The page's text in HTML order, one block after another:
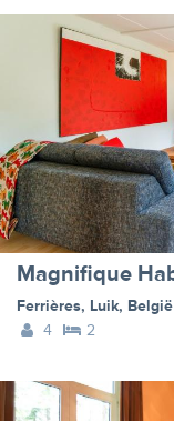
Magnifique
Ferrières, Luik, België
4
2